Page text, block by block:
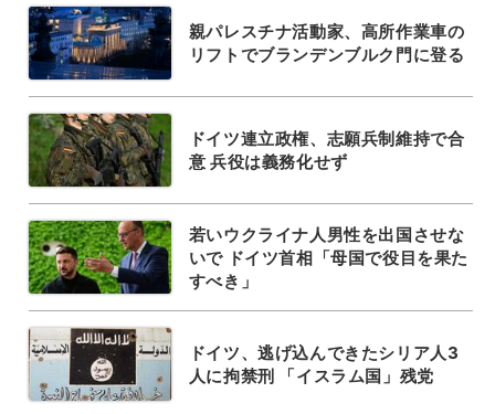
親パレスチナ活動家、高所作業車の
リフトでブランデンブルク門に登る
ドイツ連立政権、志願兵制維持で合
意 兵役は義務化せず
若いウクライナ人男性を出国させな
いで ドイツ首相「母国で役目を果た
すべき」
ドイツ、逃げ込んできたシリア人3
人に拘禁刑 「イスラム国」残党